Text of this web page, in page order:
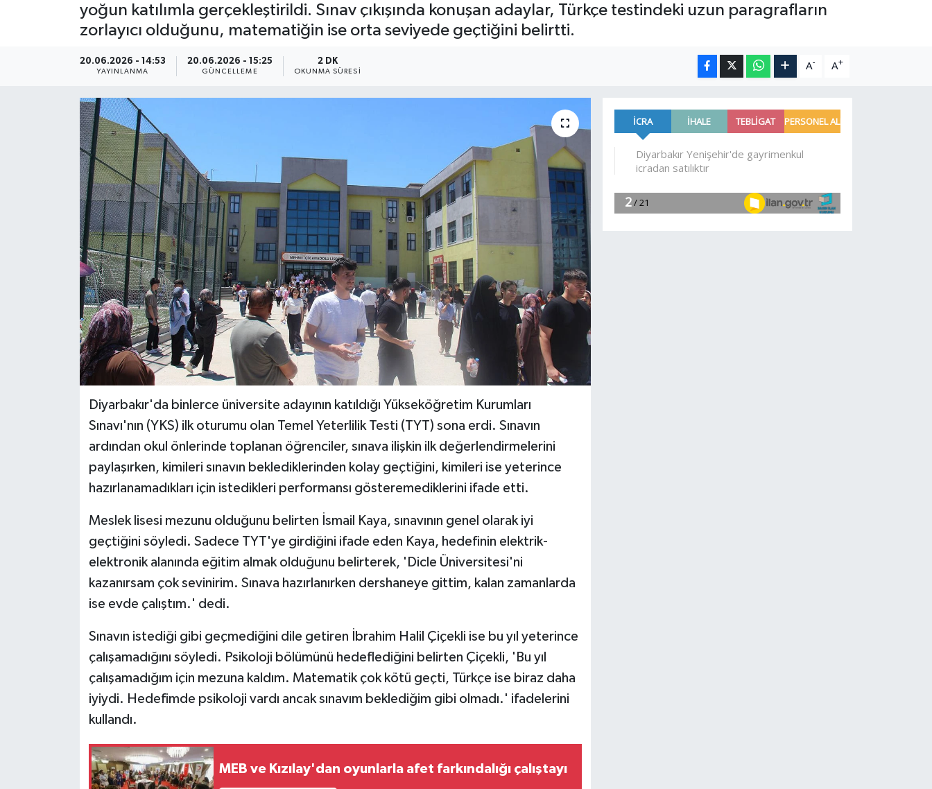
yoğun katılımla gerçekleştirildi. Sınav çıkışında konuşan adaylar, Türkçe testindeki uzun paragrafların
zorlayıcı olduğunu, matematiğin ise orta seviyede geçtiğini belirtti.
20.06.2026 - 14:53
YAYINLANMA
20.06.2026 - 15:25
GÜNCELLEME
2 DK
OKUNMA SÜRESI
A- A+
Diyarbakır'da binlerce üniversite adayının katıldığı Yükseköğretim Kurumları
Sınavı'nın (YKS) ilk oturumu olan Temel Yeterlilik Testi (TYT) sona erdi. Sınavın
ardından okul önlerinde toplanan öğrenciler, sınava ilişkin ilk değerlendirmelerini
paylaşırken, kimileri sınavın beklediklerinden kolay geçtiğini, kimileri ise yeterince
hazırlanamadıkları için istedikleri performansı gösteremediklerini ifade etti.
Meslek lisesi mezunu olduğunu belirten İsmail Kaya, sınavının genel olarak iyi
geçtiğini söyledi. Sadece TYT'ye girdiğini ifade eden Kaya, hedefinin elektrik-
elektronik alanında eğitim almak olduğunu belirterek, 'Dicle Üniversitesi'ni
kazanırsam çok sevinirim. Sınava hazırlanırken dershaneye gittim, kalan zamanlarda
ise evde çalıştım.' dedi.
Sınavın istediği gibi geçmediğini dile getiren İbrahim Halil Çiçekli ise bu yıl yeterince
çalışamadığını söyledi. Psikoloji bölümünü hedeflediğini belirten Çiçekli, 'Bu yıl
çalışamadığım için mezuna kaldım. Matematik çok kötü geçti, Türkçe ise biraz daha
iyiydi. Hedefimde psikoloji vardı ancak sınavım beklediğim gibi olmadı.' ifadelerini
kullandı.
MEB ve Kızılay'dan oyunlarla afet farkındalığı çalıştayı
Bi̇li̇m & Teknoloji̇